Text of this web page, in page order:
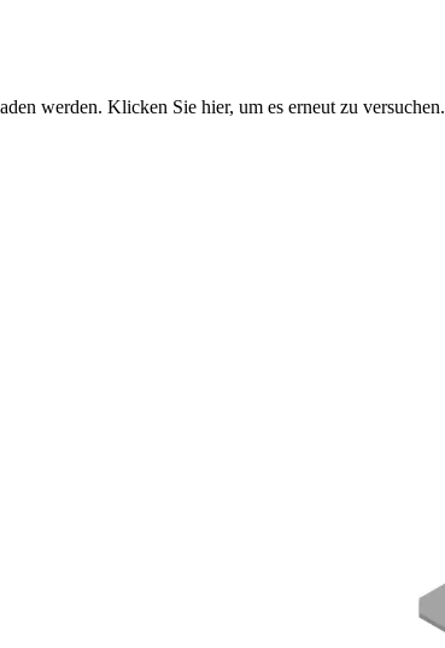
werden. Klicken Sie hier, um es erneut zu versuchen.